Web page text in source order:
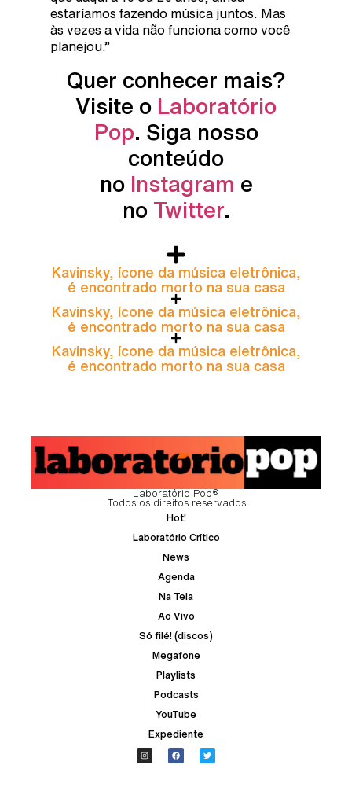
estaríamos fazendo música juntos. Mas
às vezes a vida não funciona como você
planejou.”
Quer conhecer mais?
Visite o Laboratório
Pop. Siga nosso
conteúdo
no Instagram e
no Twitter.
Kavinsky, ícone da música eletrônica,
é encontrado morto na sua casa
Kavinsky, ícone da música eletrônica,
é encontrado morto na sua casa
Kavinsky, ícone da música eletrônica,
é encontrado morto na sua casa
Laboratório Pop®
Todos os direitos reservados
Hot!
Laboratório Crítico
News
Agenda
Na Tela
Ao Vivo
Só filé! (discos)
Megafone
Playlists
Podcasts
YouTube
Expediente